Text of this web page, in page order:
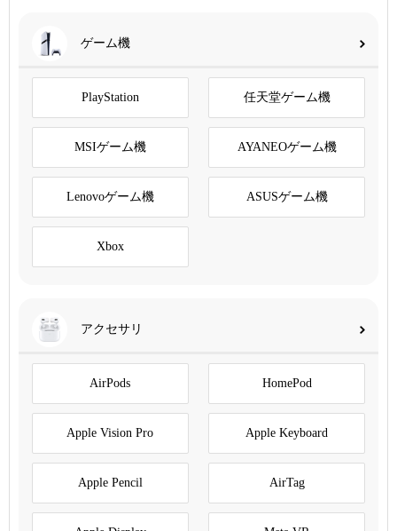
ゲーム機
PlayStation 任天堂ゲーム機
MSIゲーム機 AYANEOゲーム機
Lenovoゲーム機 ASUSゲーム機
Xbox
アクセサリ
AirPods HomePod
Apple Vision Pro Apple Keyboard
Apple Pencil AirTag